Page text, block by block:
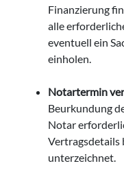
Finanzierung
alle
eventuell ein
einholen.
Notartermin
Beurkundung
Notar
Vertragsdetails
unterzeichnet.